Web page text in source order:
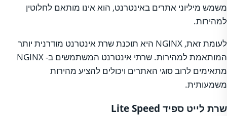
משמש מיליוני אתרים באינטרנט, הוא אינו מותאם לחלוטין
למהירות.
לעומת זאת, NGINX היא תוכנת שרת אינטרנט מודרנית יותר
המותאמת למהירות. שרתי אינטרנט המשתמשים ב- NGINX
מתאימים לרוב סוגי האתרים ויכולים להציע מהירות
משמעותית.
שרת לייט ספיד Lite Speed